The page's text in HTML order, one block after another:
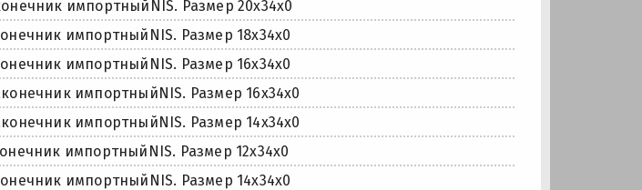
импортныйNIS. Размер 20x34x0
импортныйNIS. Размер 18x34x0
импортныйNIS. Размер 16x34x0
импортныйNIS. Размер 16x34x0
импортныйNIS. Размер 14x34x0
импортныйNIS. Размер 12x34x0
импортныйNIS. Размер 14x34x0